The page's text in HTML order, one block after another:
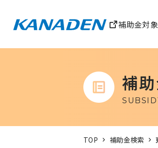
補助金対
補
TOP 補助金検索